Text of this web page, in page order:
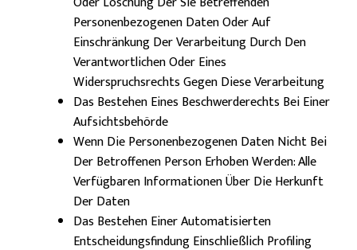
Personenbezogenen Daten Oder Auf
Einschränkung Der Verarbeitung Durch Den
Verantwortlichen Oder Eines
Widerspruchsrechts Gegen Diese Verarbeitung
Das Bestehen Eines Beschwerderechts Bei Einer
Aufsichtsbehörde
Wenn Die Personenbezogenen Daten Nicht Bei
Der Betroffenen Person Erhoben Werden: Alle
Verfügbaren Informationen Über Die Herkunft
Der Daten
Das Bestehen Einer Automatisierten
Entscheidungsfindung Einschließlich Profiling